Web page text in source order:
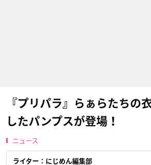
『プリパラ』らぁらたちの
したパンプスが登場！
ニュース
ライター：にじめん編集部